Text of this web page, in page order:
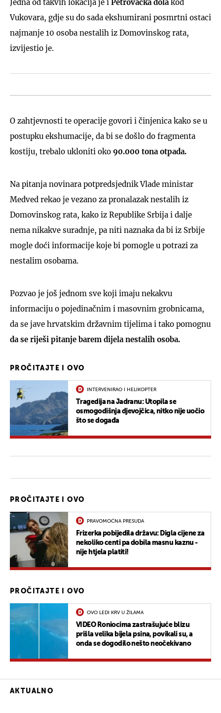
Jedna od takvih lokacija je i Petrovačka dola kod
Vukovara, gdje su do sada ekshumirani posmrtni ostaci
najmanje 10 osoba nestalih iz Domovinskog rata,
izvijestio je.
O zahtjevnosti te operacije govori i činjenica kako se u
postupku ekshumacije, da bi se došlo do fragmenta
kostiju, trebalo ukloniti oko 90.000 tona otpada.
Na pitanja novinara potpredsjednik Vlade ministar
Medved rekao je vezano za pronalazak nestalih iz
Domovinskog rata, kako iz Republike Srbija i dalje
nema nikakve suradnje, pa niti naznaka da bi iz Srbije
mogle doći informacije koje bi pomogle u potrazi za
nestalim osobama.
Pozvao je još jednom sve koji imaju nekakvu
informaciju o pojedinačnim i masovnim grobnicama,
da se jave hrvatskim državnim tijelima i tako pomognu
da se riješi pitanje barem dijela nestalih osoba.
PROČITAJTE I OVO
INTERVENIRAO I HELIKOPTER
Tragedija na Jadranu: Utopila se
osmogodišnja djevojčica, nitko nije uočio
što se događa
PROČITAJTE I OVO
PRAVOMOĆNA PRESUDA
Frizerka pobijedila državu: Digla cijene za
nekoliko centi pa dobila masnu kaznu -
nije htjela platiti!
PROČITAJTE I OVO
OVO LEDI KRV U ŽILAMA
VIDEO Roniocima zastrašujuće blizu
prišla velika bijela psina, povikali su, a
onda se dogodilo nešto neočekivano
AKTUALNO